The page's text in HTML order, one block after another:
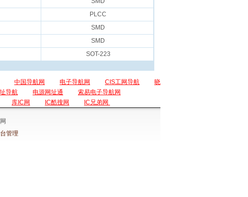
PLCC
SMD
SMD
SOT-223
中国导航网 电子导航网 CIS工网导航
晓
导航 电源网址通
索易电子导航网
库IC网 IC酷搜网 IC兄弟网
管理